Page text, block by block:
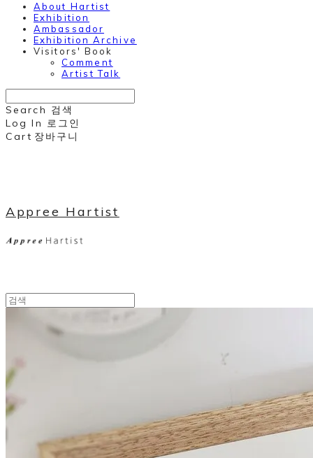
About Hartist
Exhibition
Ambassador
Exhibition Archive
Visitors' Book
Comment
Artist Talk
Search 검색
Log In 로그인
Cart 장바구니
Appree Hartist